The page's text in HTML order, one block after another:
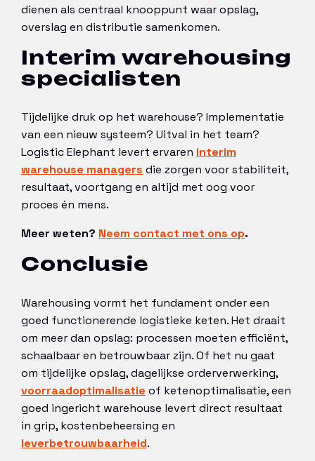
dienen als centraal knooppunt waar opslag,
overslag en distributie samenkomen.
Interim warehousing
specialisten
Tijdelijke druk op het warehouse? Implementatie
van een nieuw systeem? Uitval in het team?
Logistic Elephant levert ervaren interim
warehouse managers die zorgen voor stabiliteit,
resultaat, voortgang en altijd met oog voor
proces én mens.
Meer weten? Neem contact met ons op.
Conclusie
Warehousing vormt het fundament onder een
goed functionerende logistieke keten. Het draait
om meer dan opslag: processen moeten efficiënt,
schaalbaar en betrouwbaar zijn. Of het nu gaat
om tijdelijke opslag, dagelijkse orderverwerking,
voorraadoptimalisatie of ketenoptimalisatie, een
goed ingericht warehouse levert direct resultaat
in grip, kostenbeheersing en
leverbetrouwbaarheid.